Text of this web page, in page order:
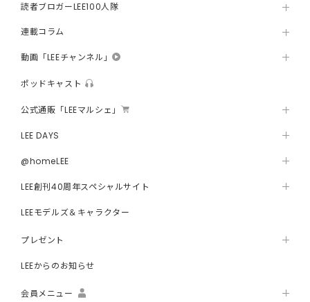
読者ブロガーLEE100人隊
連載コラム
動画「LEEチャンネル」
ポッドキャスト
公式通販「LEEマルシェ」
LEE DAYS
@homeLEE
LEE創刊40周年スペシャルサイト
LEEモデルズ＆キャラクター
プレゼント
LEEからのお知らせ
会員メニュー